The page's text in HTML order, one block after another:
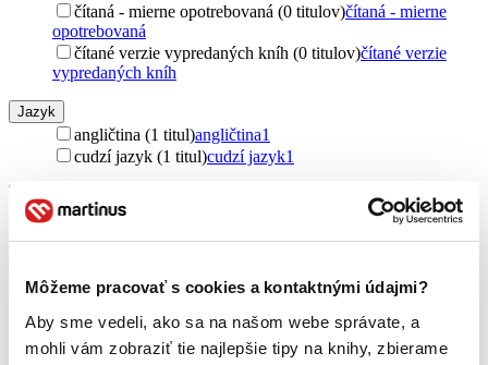
Môžeme pracovať s cookies a kontaktnými údajmi?
Aby sme vedeli, ako sa na našom webe správate, a
mohli vám zobraziť tie najlepšie tipy na knihy, zbierame
čítaná - mierne opotrebovaná (0 titulov)čítaná - mierne
opotrebovaná
čítané verzie vypredaných kníh (0 titulov)čítané verzie
vypredaných kníh
Jazyk
angličtina (1 titul)angličtina1
cudzí jazyk (1 titul)cudzí jazyk1
Autor
Fabio Geda (1 titul)
Vintage (1 titul) Vintage1
Väzba
brožovaná väzba (1 titul)brožovaná väzba1